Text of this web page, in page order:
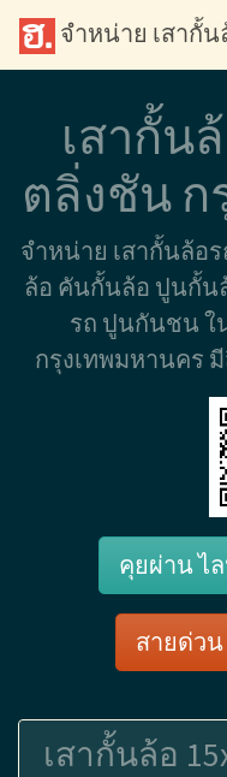
จำหน่าย เสากั้
เสากั้น
ตลิ่งชัน ก
จำหน่าย เสากั้นล้อ
ล้อ คันกั้นล้อ ปูนกั้
รถ ปูนกันชน ใ
กรุงเทพมหานคร
คุยผ่าน ไล
สายด่วน
เสากั้นล้อ